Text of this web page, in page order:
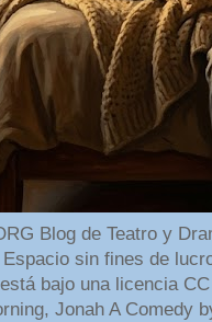
Blog de Teatro y
Espacio sin fines de
bajo una licencia
Jonah A Comedy